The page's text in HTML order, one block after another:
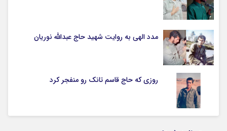
مدد الهی به روایت شهید حاج عبدالله نوریان
روزی که حاج قاسم تانک رو منفجر کرد